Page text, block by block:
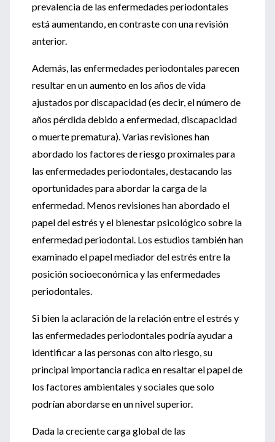
prevalencia de las enfermedades periodontales
está aumentando, en contraste con una revisión
anterior.
Además, las enfermedades periodontales parecen
resultar en un aumento en los años de vida
ajustados por discapacidad (es decir, el número de
años pérdida debido a enfermedad, discapacidad
o muerte prematura). Varias revisiones han
abordado los factores de riesgo proximales para
las enfermedades periodontales, destacando las
oportunidades para abordar la carga de la
enfermedad. Menos revisiones han abordado el
papel del estrés y el bienestar psicológico sobre la
enfermedad periodontal. Los estudios también han
examinado el papel mediador del estrés entre la
posición socioeconómica y las enfermedades
periodontales.
Si bien la aclaración de la relación entre el estrés y
las enfermedades periodontales podría ayudar a
identificar a las personas con alto riesgo, su
principal importancia radica en resaltar el papel de
los factores ambientales y sociales que solo
podrían abordarse en un nivel superior.
Dada la creciente carga global de las